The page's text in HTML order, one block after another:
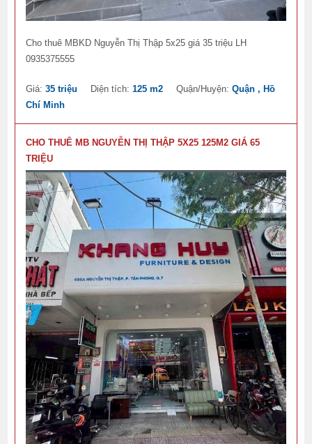
Cho thuê MBKD Nguyễn Thị Thập 5x25 giá 35 triệu LH
0935375555
Giá:35 triệu Diện tích:125 m2 Quận/Huyện:Quận , Hồ
Chí Minh
CHO THUÊ MB NGUYỄN THỊ THẬP 5X25 125M2 GIÁ 65
TRIỆU